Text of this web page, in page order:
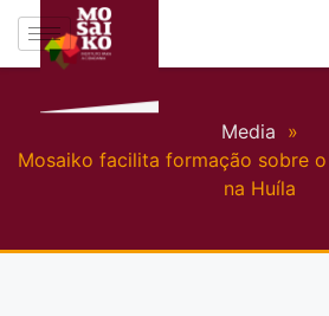
Media »
Mosaiko facilita formação sobre
na Huíla